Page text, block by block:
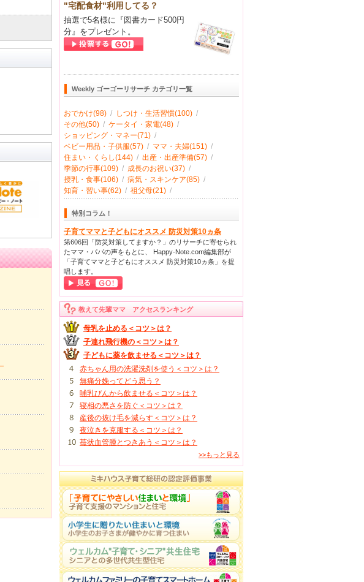
"宅配食材"利用してる？
抽選で5名様に『図書カード500円
分』をプレゼント。
Weekly ゴーゴーリサーチ カテゴリ一覧
おでかけ(98)/ しつけ・生活習慣(100)/
その他(50)/ ケータイ・家電(48)/
ショッピング・マネー(71)/
ベビー用品・子供服(57)/ ママ・夫婦(151)/
住まい・くらし(144)/ 出産・出産準備(57)/
季節の行事(109)/ 成長のお祝い(37)/
授乳・食事(106)/ 病気・スキンケア(85)/
知育・習い事(62)/ 祖父母(21)/
特別コラム！
子育てママと子どもにオススメ 防災対策10ヵ条
第606回「防災対策してますか？」のリサーチに寄せられ
たママ・パパの声をもとに、 Happy-Note.com編集部が
「子育てママと子どもにオススメ 防災対策10ヵ条」を提
唱します。
教えて先輩ママ アクセスランキング
母乳を止める＜コツ＞は？
子連れ飛行機の＜コツ＞は？
子どもに薬を飲ませる＜コツ＞は？
赤ちゃん用の洗濯洗剤を使う＜コツ＞は？
無痛分娩ってどう思う？
哺乳びんから飲ませる＜コツ＞は？
寝相の悪さを防ぐ＜コツ＞は？
産後の抜け毛を減らす＜コツ＞は？
夜泣きを克服する＜コツ＞は？
苺状血管腫とつきあう＜コツ＞は？
>>もっと見る